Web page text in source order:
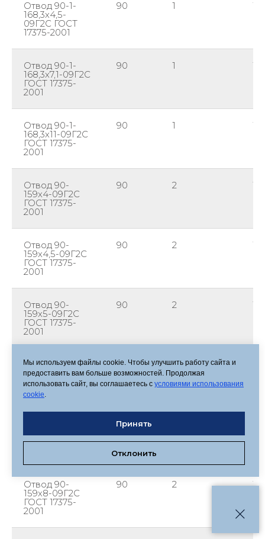
Отвод 90-1-
168,3х4,5-
09Г2С ГОСТ
17375-2001
90 1
Отвод 90-1-
168,3х7,1-09Г2С
ГОСТ 17375-
2001
90 1
Отвод 90-1-
168,3х11-09Г2С
ГОСТ 17375-
2001
90 1
Отвод 90-
159х4-09Г2С
ГОСТ 17375-
2001
90 2
Отвод 90-
159х4,5-09Г2С
ГОСТ 17375-
2001
90 2
Отвод 90-
159х5-09Г2С
ГОСТ 17375-
2001
90 2
Отвод 90-
159х6-09Г2С
ГОСТ 17375-
2001
90 2
159х7-09Г2С
ГОСТ 17375-
90
Отвод 90-
159х8-09Г2С
ГОСТ 17375-
2001
90 2
Мы используем файлы cookie. Чтобы улучшить работу сайта и
предоставить вам больше возможностей. Продолжая
использовать сайт, вы соглашаетесь с условиями использования
cookie.
Принять
Отклонить